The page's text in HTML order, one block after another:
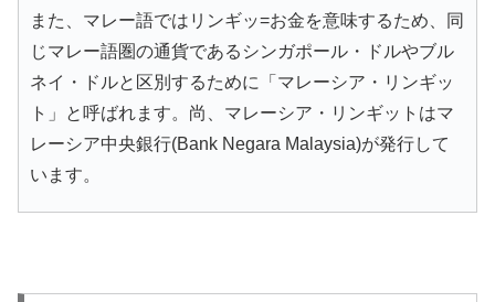
また、マレー語ではリンギッ=お金を意味するため、同
じマレー語圏の通貨であるシンガポール・ドルやブル
ネイ・ドルと区別するために「マレーシア・リンギッ
ト」と呼ばれます。尚、マレーシア・リンギットはマ
レーシア中央銀行(Bank Negara Malaysia)が発行して
います。